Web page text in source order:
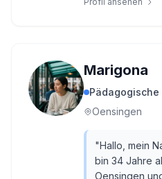
Marigona
Oensingen
"Hallo, mein
bin 34 Jahre
Oensingen